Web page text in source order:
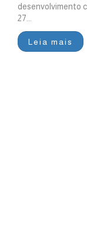
desenvolvimento
27...
Leia mais